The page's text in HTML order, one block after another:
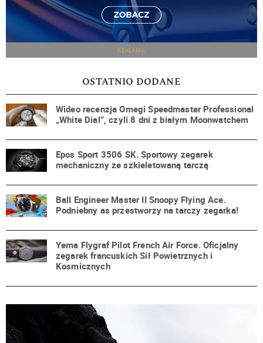
REKLAMA
OSTATNIO DODANE
Wideo recenzja Omegi Speedmaster Professional
„White Dial”, czyli 8 dni z białym Moonwatchem
Epos Sport 3506 SK. Sportowy zegarek
mechaniczny ze szkieletowaną tarczą
Ball Engineer Master II Snoopy Flying Ace.
Podniebny as przestworzy na tarczy zegarka!
Yema Flygraf Pilot French Air Force. Oficjalny
zegarek francuskich Sił Powietrznych i
Kosmicznych